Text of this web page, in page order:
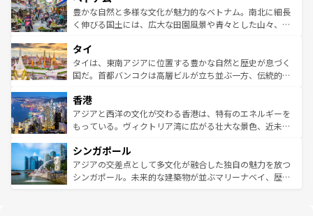
が味わえる。 なお、新着の台湾情報は コンテンツ一覧を参
照してほしい。
できる。そして、キムチや焼肉、絶品のストリートフード
まで、さまざまな韓国料理が待っている。夜には、韓国な
リティに包まれながら、韓国の多彩な魅力を心ゆくまで味
わってみてほしい。 なお、新着の韓国情報はコンテンツ一
覧を参照してほしい。
豊かな自然と多様な文化が魅力的なベトナム。南北に細長
く伸びる国土には、広大な田園風景や青々とした山々、世
急速な発展と共に伝統が息づく。ハノイの古い町並みやホ
ーチミン市のフランス統治時代の建物も、独特の雰囲気を
醸し出している。また、バラエティの豊かさとおいしさで
とつ。フォーやバインミー、ベトナムコーヒーなどは、ぜ
ひ現地で味わいたい。どの地域を訪れてもあたたかい人々
が旅行者を迎えてくれるので、きっと忘れられない旅にな
参照してほしい。
タイ
タイは、東南アジアに位置する豊かな自然と歴史が息づく
国だ。首都バンコクは高層ビルが立ち並ぶ一方、伝統的な
の活気が交差している。北部ではチェンマイなどの山岳地
帯で自然と触れ合い、南部ではプーケットやクラビの美し
いビーチでリゾート気分を楽しむことができる。タイ料理
激する。気候は一年中温暖で、どの季節にも異なる楽しみ
が待っている。親しみやすいタイの人々、仏教を中心とし
た文化、そして多様な観光資源が、訪れる旅人を魅了し続
香港
アジアと西洋の文化が交わる香港は、特有のエネルギーを
もっている。ヴィクトリア湾に広がる壮大な景色、近未来
み、どこを訪れても感動するはず。観光スポットが密集し
ており、効率よく見どころを回れるのも魅力。息をのむよ
うな絶景から文化的な体験まで、香港を存分に楽しみ尽く
シンガポール
アジアの交差点として多文化が融合した独自の魅力を放つ
シンガポール。未来的な建築物が並ぶマリーナベイ、歴史